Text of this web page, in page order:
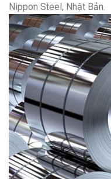
Nippon Steel, Nhật Bản.